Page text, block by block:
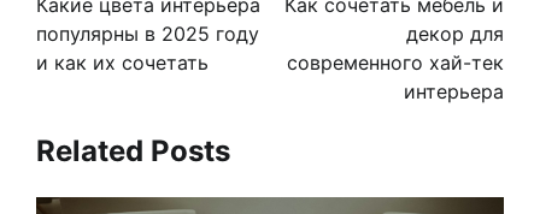
записям
популярны в 2025 году
и как их сочетать
декор для
современного хай-тек
интерьера
Related Posts